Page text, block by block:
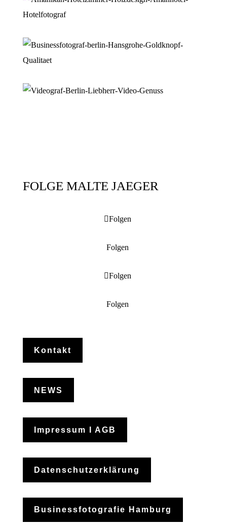
FOLGE MALTE JAEGER
Folgen
Folgen
Folgen
Folgen
Kontakt
NEWS
Impressum I AGB
Datenschutzerklärung
Businessfotografie Hamburg